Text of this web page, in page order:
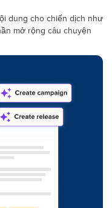
dung cho chiến dịch như
mở rộng câu chuyện